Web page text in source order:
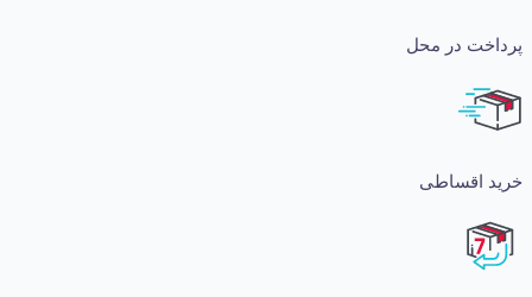
در محل